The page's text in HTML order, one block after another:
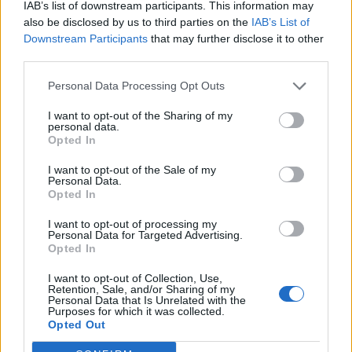
IAB’s list of downstream participants. This information may
also be disclosed by us to third parties on the IAB’s List of
Downstream Participants that may further disclose it to other
Personal Data Processing Opt Outs
I want to opt-out of the Sharing of my
personal data.
Opted In
I want to opt-out of the Sale of my
Personal Data.
Opted In
I want to opt-out of processing my
Personal Data for Targeted Advertising.
Opted In
I want to opt-out of Collection, Use,
Retention, Sale, and/or Sharing of my
Personal Data that Is Unrelated with the
Purposes for which it was collected.
Opted Out
beneficiari di fondi pubblici erogati dal Ministero dell’Interno.
La liquidazione delle spese asseritamente sostenute per la
gestione del centro Sprar di Vitulano si basava su
quali venivano richiesti al comune di Vitulano i rimborsi per
spese mai sostenute o del tutto estranee all’attività svolta
dal centro, utilizzando il corrispettivo massimo dell’appalto
fissato in 790mila euro per il triennio 2017-2019.
In una circostanza, si è ritenuto che, al fine di aggirare il
ritardo derivante dai controlli da parte del revisore dei conti,
fattura di euro 193.809,19 emessa a titolo di rimborso dalla
società gestore del centro, ricorrendo alla stipula di un
contratto di cessione del credito stipulato dal Comune di
Vitulano in favore di un istituto di credito. In tal modo veniva